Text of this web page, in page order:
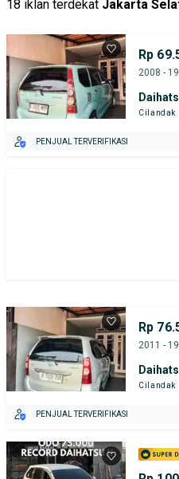
Harga Merek Dan Model
Tipe Bodi Tipe
18 iklan terdekat Jakarta
Rp
2008 -
Cilandak
PENJUAL TERVERIFIKASI
Rp
2011 -
Cilandak
PENJUAL TERVERIFIKASI